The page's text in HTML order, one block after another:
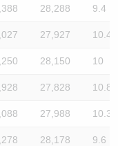
28,288 9.4
27,927 10.4
28,150 10
27,828 10.8
27,988 10.3
28,178 9.6